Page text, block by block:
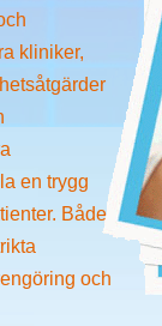
kliniker,
en trygg
Både
och